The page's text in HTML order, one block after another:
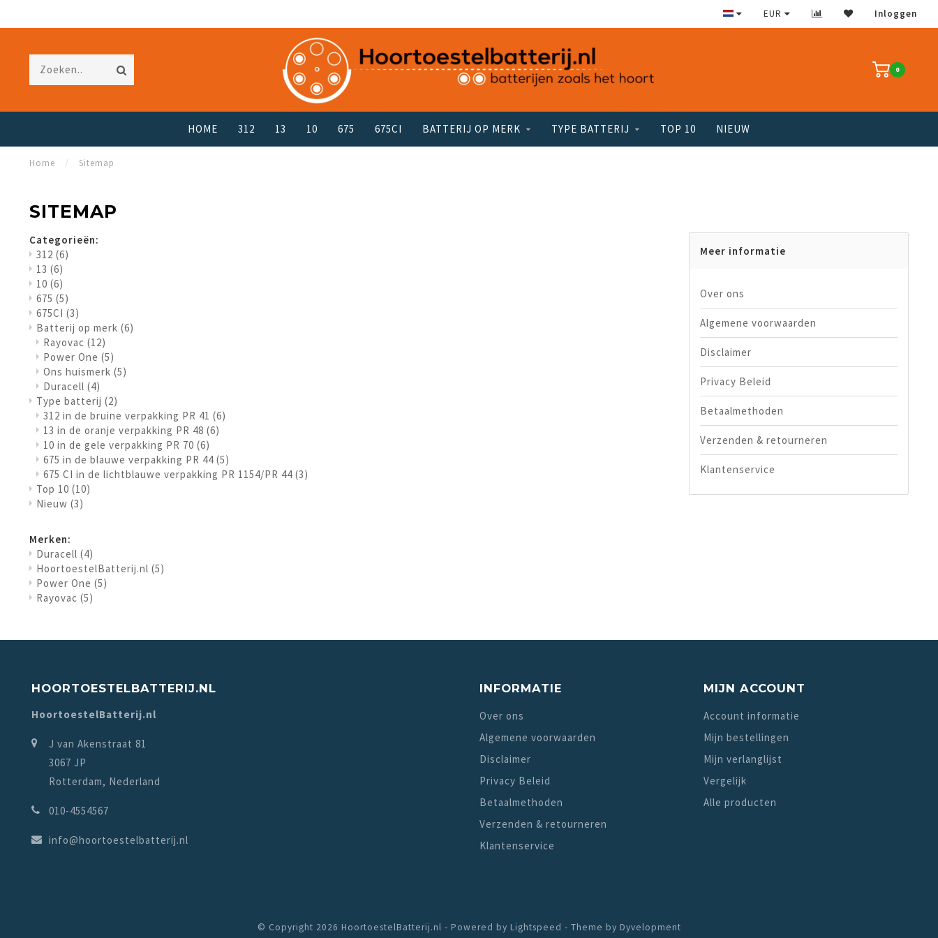
EUR Inloggen
0
HOME 312 13 10 675 675CI BATTERIJ OP MERK TYPE BATTERIJ TOP 10 NIEUW
Home / Sitemap
SITEMAP
Categorieën:
312 (6)
13 (6)
10 (6)
675 (5)
675CI (3)
Batterij op merk (6)
Rayovac (12)
Power One (5)
Ons huismerk (5)
Duracell (4)
Type batterij (2)
312 in de bruine verpakking PR 41 (6)
13 in de oranje verpakking PR 48 (6)
10 in de gele verpakking PR 70 (6)
675 in de blauwe verpakking PR 44 (5)
675 CI in de lichtblauwe verpakking PR 1154/PR 44 (3)
Top 10 (10)
Nieuw (3)
Merken:
Duracell (4)
HoortoestelBatterij.nl (5)
Power One (5)
Rayovac (5)
Meer informatie
Over ons
Algemene voorwaarden
Disclaimer
Privacy Beleid
Betaalmethoden
Verzenden & retourneren
Klantenservice
HOORTOESTELBATTERIJ.NL
HoortoestelBatterij.nl
J van Akenstraat 81
3067 JP
Rotterdam, Nederland
010-4554567
info@hoortoestelbatterij.nl
INFORMATIE
Over ons
Algemene voorwaarden
Disclaimer
Privacy Beleid
Betaalmethoden
Verzenden & retourneren
Klantenservice
MIJN ACCOUNT
Account informatie
Mijn bestellingen
Mijn verlanglijst
Vergelijk
Alle producten
© Copyright 2026 HoortoestelBatterij.nl - Powered by Lightspeed - Theme by Dyvelopment